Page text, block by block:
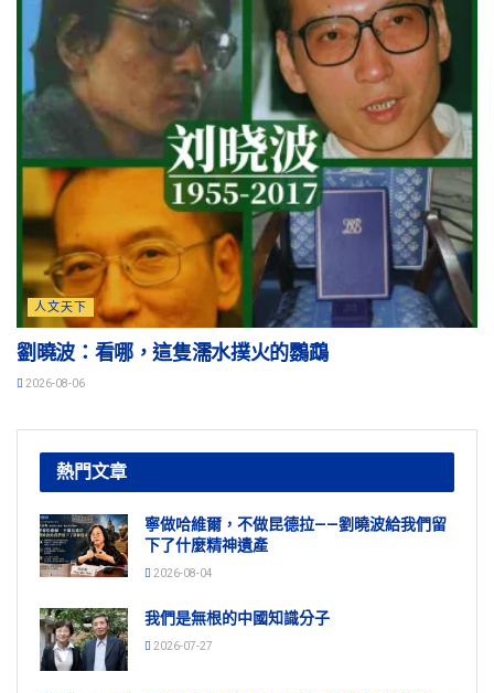
人文天下
劉曉波：看哪，這隻濡水撲火的鸚鵡
2026-08-06
熱門文章
寧做哈維爾，不做昆德拉——劉曉波給我們留
下了什麼精神遺產
2026-08-04
我們是無根的中國知識分子
2026-07-27